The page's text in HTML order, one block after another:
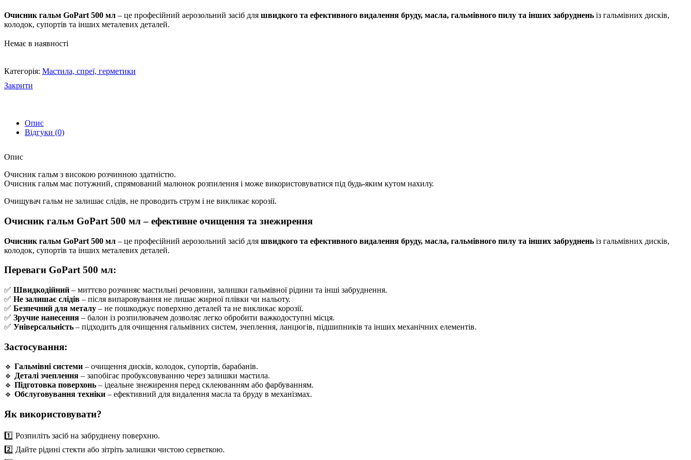
Очисник гальм GoPart 500 мл – це професійний аерозольний засіб для швидкого та ефективного видалення бруду, масла, гальмівного пилу та інших забруднень із гальмівних дисків,
колодок, супортів та інших металевих деталей.
Немає в наявності
Категорія: Мастила, спреї, герметики
Закрити
Опис
Відгуки (0)
Опис
Очисник гальм з високою розчинною здатністю.
Очисник гальм має потужний, спрямований малюнок розпилення і може використовуватися під будь-яким кутом нахилу.
Очищувач гальм не залишає слідів, не проводить струм і не викликає корозії.
Очисник гальм GoPart 500 мл – ефективне очищення та знежирення
Очисник гальм GoPart 500 мл – це професійний аерозольний засіб для швидкого та ефективного видалення бруду, масла, гальмівного пилу та інших забруднень із гальмівних дисків,
колодок, супортів та інших металевих деталей.
Переваги GoPart 500 мл:
✅ Швидкодійний – миттєво розчиняє мастильні речовини, залишки гальмівної рідини та інші забруднення.
✅ Не залишає слідів – після випаровування не лишає жирної плівки чи нальоту.
✅ Безпечний для металу – не пошкоджує поверхню деталей та не викликає корозії.
✅ Зручне нанесення – балон із розпилювачем дозволяє легко обробити важкодоступні місця.
✅ Універсальність – підходить для очищення гальмівних систем, зчеплення, ланцюгів, підшипників та інших механічних елементів.
Застосування:
🔹 Гальмівні системи – очищення дисків, колодок, супортів, барабанів.
🔹 Деталі зчеплення – запобігає пробуксовуванню через залишки мастила.
🔹 Підготовка поверхонь – ідеальне знежирення перед склеюванням або фарбуванням.
🔹 Обслуговування техніки – ефективний для видалення масла та бруду в механізмах.
Як використовувати?
1️⃣ Розпиліть засіб на забруднену поверхню.
2️⃣ Дайте рідині стекти або зітріть залишки чистою серветкою.